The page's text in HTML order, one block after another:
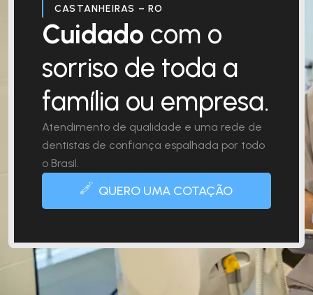
CASTANHEIRAS – RO
Cuidado com o
sorriso de toda a
família ou empresa.
Atendimento de qualidade e uma rede de
dentistas de confiança espalhada por todo
o Brasil.
QUERO UMA COTAÇÃO